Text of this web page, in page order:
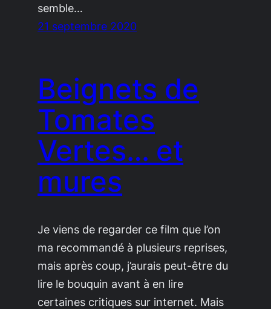
semble…
21 septembre 2020
Beignets de
Tomates
Vertes… et
mures
Je viens de regarder ce film que l’on
ma recommandé à plusieurs reprises,
mais après coup, j’aurais peut-être du
lire le bouquin avant à en lire
certaines critiques sur internet. Mais